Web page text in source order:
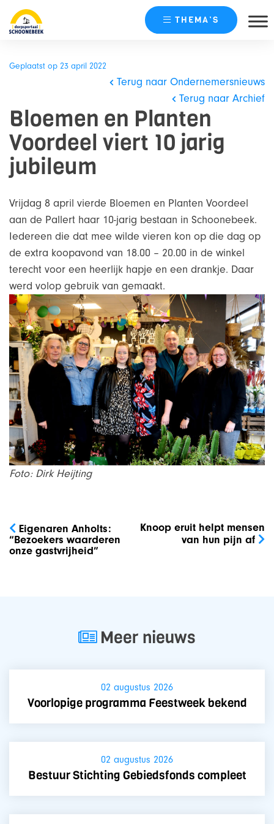
naar
THEMA’S
Geplaatst op 23 april 2022
Terug naar Ondernemersnieuws
Terug naar Archief
Bloemen en Planten
Voordeel viert 10 jarig
jubileum
Vrijdag 8 april vierde Bloemen en Planten Voordeel
aan de Pallert haar 10-jarig bestaan in Schoonebeek.
Iedereen die dat mee wilde vieren kon op die dag op
de extra koopavond van 18.00 – 20.00 in de winkel
terecht voor een heerlijk hapje en een drankje. Daar
werd volop gebruik van gemaakt.
Foto: Dirk Heijting
navigatie
Eigenaren Anholts:
“Bezoekers waarderen
onze gastvrijheid”
Knoop eruit helpt mensen
van hun pijn af
Meer nieuws
02 augustus 2026
Voorlopige programma Feestweek bekend
02 augustus 2026
Bestuur Stichting Gebiedsfonds compleet